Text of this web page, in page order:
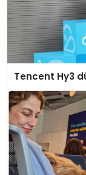
Tencent Hy3